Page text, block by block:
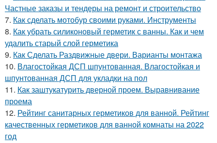
Частные заказы и тендеры на ремонт и строительство
7. Как сделать мотобур своими руками. Инструменты
8. Как убрать силиконовый герметик с ванны. Как и чем
удалить старый слой герметика
9. Как Сделать Раздвижные двери. Варианты монтажа
10. Влагостойкая ДСП шпунтованная. Влагостойкая и
шпунтованная ДСП для укладки на пол
11. Как заштукатурить дверной проем. Выравнивание
проема
12. Рейтинг санитарных герметиков для ванной. Рейтинг
качественных герметиков для ванной комнаты на 2022
год